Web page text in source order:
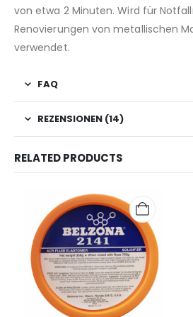
von etwa 2 Minuten. Wird für
Renovierungen von metallischen
verwendet.
FAQ
REZENSIONEN (14)
RELATED PRODUCTS